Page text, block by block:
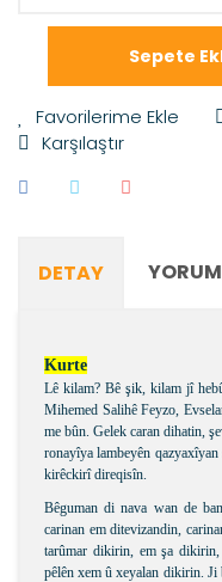
Sepete
Karşılaştır
DETAY
Kurte
Lê kilam? Bê şik, kilam jî
Mihemed Salihê Feyzo,
me bûn. Gelek caran dihatin,
ronayîya lambeyên
kirêckirî direqisîn.
Bêguman di nava wan de
carinan em ditevizandin,
tarûmar dikirin, em şa
pêlên xem û xeyalan dikirin. Ji